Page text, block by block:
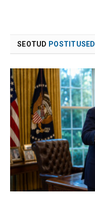
SEOTUD POSTITUSED